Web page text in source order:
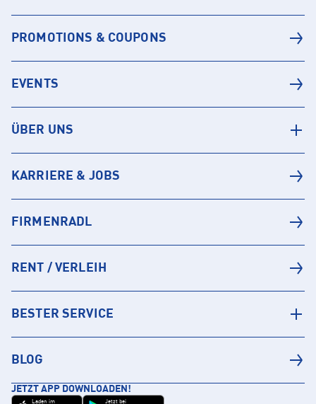
PROMOTIONS & COUPONS
EVENTS
ÜBER UNS
KARRIERE & JOBS
FIRMENRADL
RENT / VERLEIH
BESTER SERVICE
BLOG
JETZT APP DOWNLOADEN!
Laden im Jetzt bei